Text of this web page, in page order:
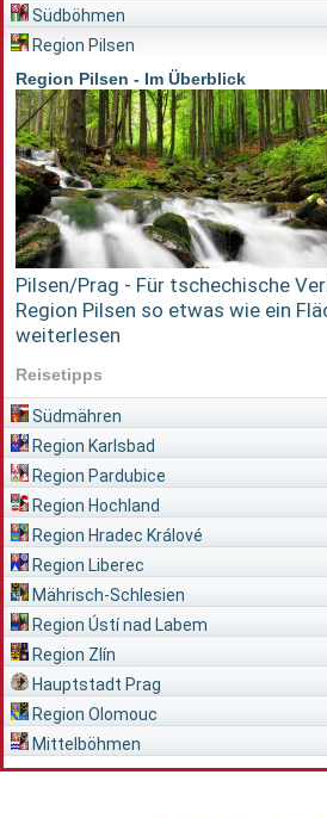
Südböhmen
Region Pilsen
Region Pilsen - Im Überblick
Pilsen/Prag - Für tschechische
Region Pilsen so etwas wie ein
weiterlesen
Reisetipps
Südmähren
Region Karlsbad
Region Pardubice
Region Hochland
Region Hradec Králové
Region Liberec
Mährisch-Schlesien
Region Ústí nad Labem
Region Zlín
Hauptstadt Prag
Region Olomouc
Mittelböhmen